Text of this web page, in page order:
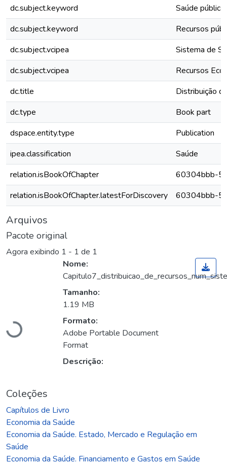
dc.subject.keyword
Saúde pública
dc.subject.keyword
Recursos
dc.subject.vcipea
Sistema de
dc.subject.vcipea
Recursos
dc.title
Distribuição
dc.type
Book part
dspace.entity.type
Publication
ipea.classification
Saúde
relation.isBookOfChapter
60304bbb-
relation.isBookOfChapter.latestForDiscovery
60304bbb-
Arquivos
Pacote original
Agora exibindo 1 - 1 de 1
Carregando...
Nome:
Tamanho:
1.19 MB
Formato:
Adobe Portable Document
Format
Descrição:
Coleções
Capítulos de Livro
Economia da Saúde
Economia da Saúde. Estado, Mercado e Regulação em
Saúde
Economia da Saúde. Financiamento e Gastos em Saúde